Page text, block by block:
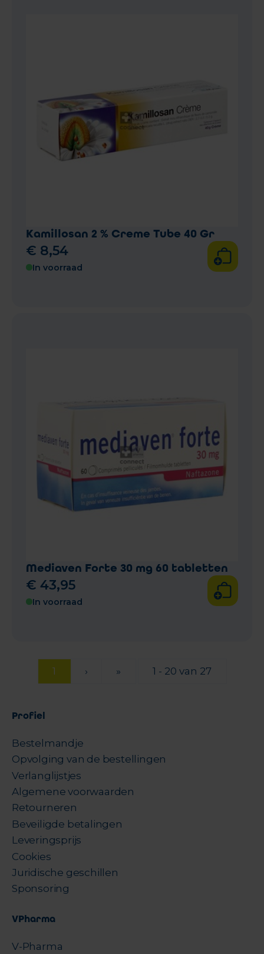
Kamillosan 2 % Creme Tube 40 Gr
€ 8,54
In voorraad
Mediaven Forte 30 mg 60 tabletten
€ 43,95
In voorraad
1 › » 1 - 20 van 27
Profiel
Bestelmandje
Opvolging van de bestellingen
Verlanglijstjes
Algemene voorwaarden
Retourneren
Beveiligde betalingen
Leveringsprijs
Cookies
Juridische geschillen
Sponsoring
VPharma
V-Pharma